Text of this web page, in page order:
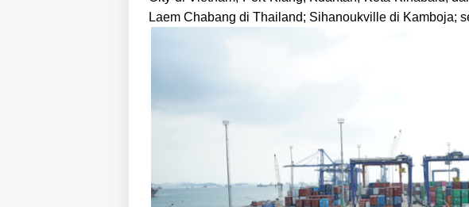
Laem Chabang di Thailand; Sihanoukville di Kamboja;